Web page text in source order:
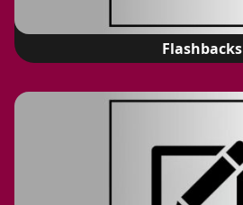
Flashbacks